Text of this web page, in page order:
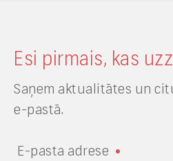
Esi pirmais, kas
Saņem aktualitātes un
e-pastā.
E-pasta adrese